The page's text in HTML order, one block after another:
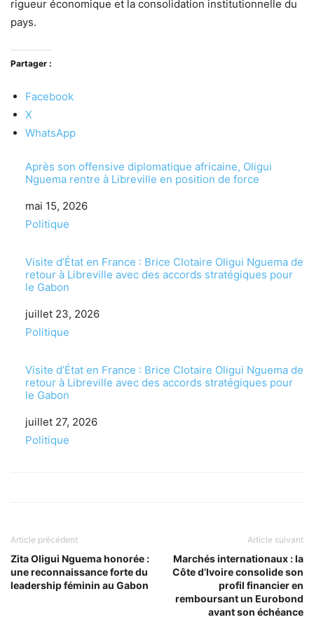
rigueur économique et la consolidation institutionnelle du
pays.
Partager :
Facebook
X
WhatsApp
Après son offensive diplomatique africaine, Oligui
Nguema rentre à Libreville en position de force
Date
mai 15, 2026
Par rapport à
Politique
Visite d’État en France : Brice Clotaire Oligui Nguema de
retour à Libreville avec des accords stratégiques pour
le Gabon
Date
juillet 23, 2026
Par rapport à
Politique
Visite d’État en France : Brice Clotaire Oligui Nguema de
retour à Libreville avec des accords stratégiques pour
le Gabon
Date
juillet 27, 2026
Par rapport à
Politique
Article précédent
Zita Oligui Nguema honorée :
une reconnaissance forte du
leadership féminin au Gabon
Article suivant
Marchés internationaux : la
Côte d’Ivoire consolide son
profil financier en
remboursant un Eurobond
avant son échéance